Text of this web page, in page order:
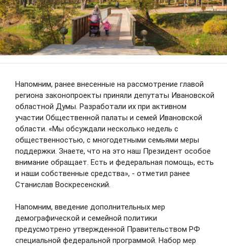
Ивановской области изменён порядок
личного приема граждан по вопросам
льготного лекарственного обеспечения
06.08.2026 подробнее
НОВОСТИ
АНОНСЫ
1из1Скачать фото
Напомним, ранее внесенные на рассмотрение главой
региона законопроекты приняли депутаты Ивановской
областной Думы. Разработали их при активном
участии Общественной палаты и семей Ивановской
области. «Мы обсуждали несколько недель с
общественностью, с многодетными семьями меры
поддержки. Знаете, что на это наш Президент особое
внимание обращает. Есть и федеральная помощь, есть
и наши собственные средства», - отметил ранее
Станислав Воскресенский.
Напомним, введение дополнительных мер
демографической и семейной политики
предусмотрено утвержденной Правительством РФ
специальной федеральной программой. Набор мер